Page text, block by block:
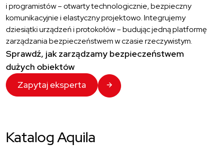
i programistów – otwarty technologicznie, bezpieczny
komunikacyjnie i elastyczny projektowo. Integrujemy
dziesiątki urządzeń i protokołów – budując jedną platformę
zarządzania bezpieczeństwem w czasie rzeczywistym.
Sprawdź, jak zarządzamy bezpieczeństwem
dużych obiektów
Zapytaj eksperta
Katalog Aquila